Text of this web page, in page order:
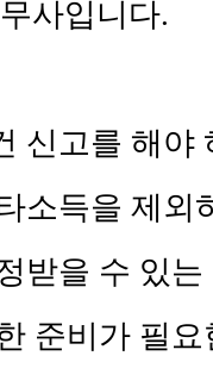
사입니다.
신고를 해야
소득을 제외
받을 수 있는
준비가 필